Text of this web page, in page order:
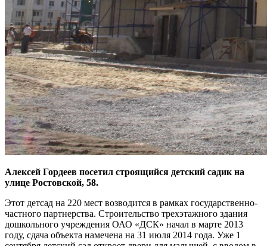
Алексей Гордеев посетил строящийся детский садик на
улице Ростовской, 58.
Этот детсад на 220 мест возводится в рамках государственно-
частного партнерства. Строительство трехэтажного здания
дошкольного учреждения ОАО «ДСК» начал в марте 2013
году, сдача объекта намечена на 31 июля 2014 года. Уже 1